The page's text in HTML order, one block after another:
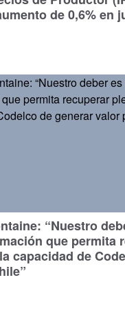
de 0,6% en
“Nuestro
que permita
capacidad de